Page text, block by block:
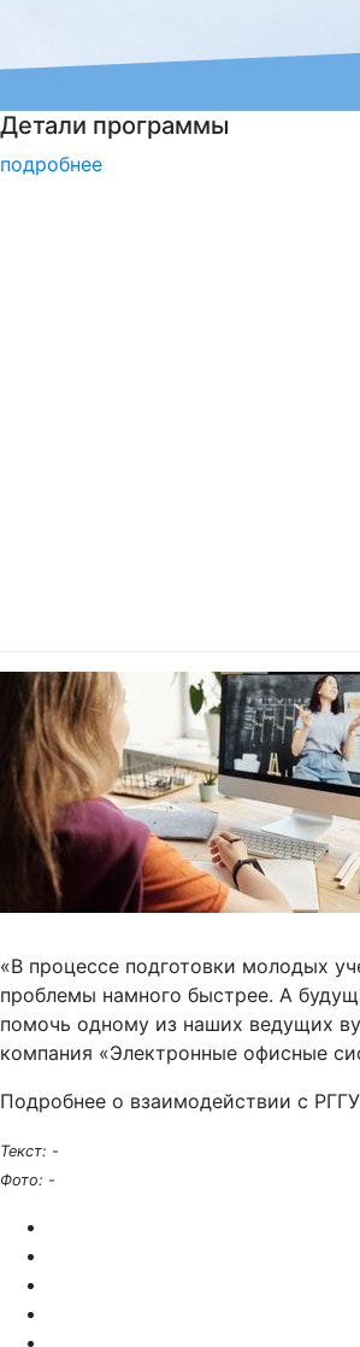
РГГУ — 35 лет!
подробнее
«В процессе подготовки молодых
проблемы намного быстрее. А
помочь одному из наших ведущих
компания «Электронные офисные
Подробнее о взаимодействии с
Текст: -
Фото: -